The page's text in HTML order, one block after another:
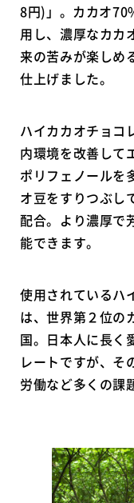
8円)」。カカオ
用し、濃厚なカカ
来の苦みが楽しめ
仕上げました。
ハイカカオチョコ
内環境を改善して
ポリフェノールを
オ豆をすりつぶし
配合。より濃厚で
能できます。
使用されているハ
は、世界第２位の
国。日本人に長く
レートですが、そ
労働など多くの課